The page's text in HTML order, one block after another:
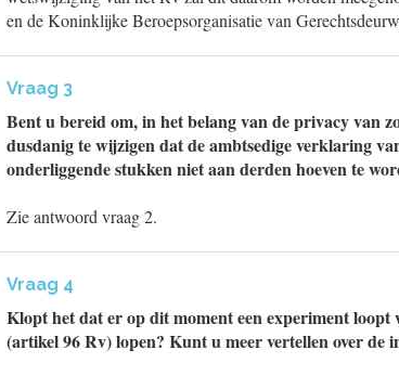
en de Koninklijke Beroepsorganisatie van
Vraag 3
Bent u bereid om, in het belang van de privacy van
dusdanig te wijzigen dat de ambtsedige verklaring
onderliggende stukken niet aan derden hoeven te
Zie antwoord vraag 2.
Vraag 4
Klopt het dat er op dit moment een experiment
(artikel 96 Rv) lopen? Kunt u meer vertellen over